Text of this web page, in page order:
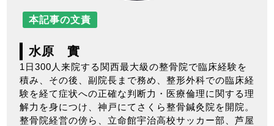
本記事の文責
水原 實
1日300人来院する関西最大級の整骨院で臨床経験を
積み、その後、副院長まで務め、整形外科での臨床経
験を経て症状への正確な判断力・医療倫理に関する理
解力を身につけ、神戸にてさくら整骨鍼灸院を開院。
整骨院経営の傍ら、立命館宇治高校サッカー部、芦屋